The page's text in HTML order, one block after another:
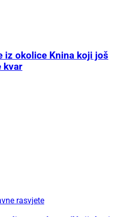
iz okolice Knina koji još
kvar
rasvjete